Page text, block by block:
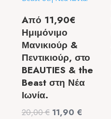
Aπό 11,90€
Ημιμόνιμο
Μανικιούρ &
Πεντικιούρ, στο
BEAUTIES & the
Beast στη Νέα
Ιωνία.
20,00€ Original
11,90 €